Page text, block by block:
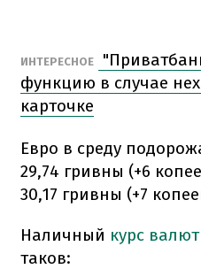
ИНТЕРЕСНОЕ
функцию в случае
карточке
Евро в среду
29,74 гривны (+6
30,17 гривны (+7
Наличный курс
таков: